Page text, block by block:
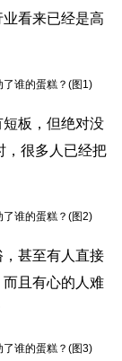
看来已经是高
板，但绝对没
，很多人已经把
甚至有人直接
且有心的人难